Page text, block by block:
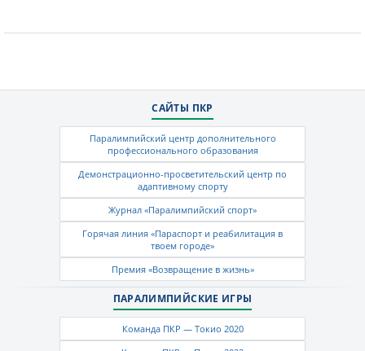
САЙТЫ ПКР
Паралимпийский центр дополнительного
профессионального образования
Демонстрационно-просветительский центр по
адаптивному спорту
Журнал «Паралимпийский спорт»
Горячая линия «Параспорт и реабилитация в
твоем городе»
Премия «Возвращение в жизнь»
ПАРАЛИМПИЙСКИЕ ИГРЫ
Команда ПКР — Токио 2020